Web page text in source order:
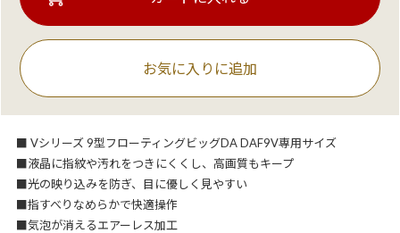
お気に入りに追加
■ Vシリーズ 9型フローティングビッグDA DAF9V専用サイズ
■液晶に指紋や汚れをつきにくくし、高画質もキープ
■光の映り込みを防ぎ、目に優しく見やすい
■指すべりなめらかで快適操作
■気泡が消えるエアーレス加工